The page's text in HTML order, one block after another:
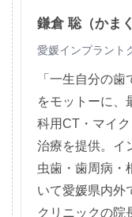
鎌倉 聡（かま
愛媛インプラント
「一生自分の
をモットーに、
科用CT・マイ
治療を提供。イ
虫歯・歯周病・
いて愛媛県内外
クリニックの院